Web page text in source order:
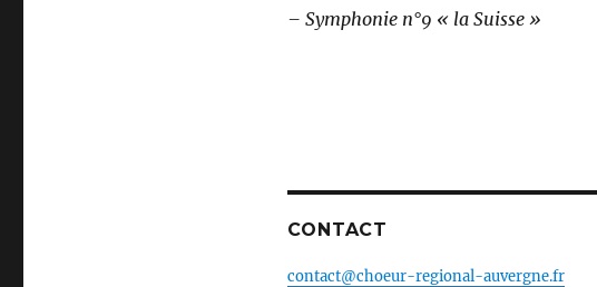
– Symphonie n°9 « la Suisse »
CONTACT
contact@choeur-regional-auvergne.fr